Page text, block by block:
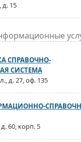
д. 15
СПРАВОЧНО-
СИСТЕМА
д. 27, оф. 135
60, корп. 5